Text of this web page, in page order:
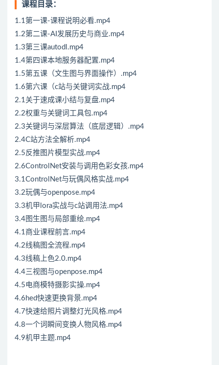
课程目录：
1.1第一课-课程说明必看.mp4
1.2第二课-AI发展历史与商业.mp4
1.3第三课autodl.mp4
1.4第四课本地服务器配置.mp4
1.5第五课（文生图与界面操作）.mp4
1.6第六课（c站与关键词实战.mp4
2.1关于速成课小结与复盘.mp4
2.2权重与关键词工具包.mp4
2.3关键词与深层算法（底层逻辑）.mp4
2.4C站方法全解析.mp4
2.5反推图片模型实战.mp4
2.6ControlNet安装与调用色彩女孩.mp4
3.1ControlNet与玩偶风格实战.mp4
3.2玩偶与openpose.mp4
3.3机甲lora实战与c站调用法.mp4
3.4图生图与局部重绘.mp4
4.1商业课程前言.mp4
4.2线稿图全流程.mp4
4.3线稿上色2.0.mp4
4.4三视图与openpose.mp4
4.5电商模特摄影实操.mp4
4.6hed快速更换背景.mp4
4.7快速给照片调整灯光风格.mp4
4.8一个词瞬间变换人物风格.mp4
4.9机甲主题.mp4